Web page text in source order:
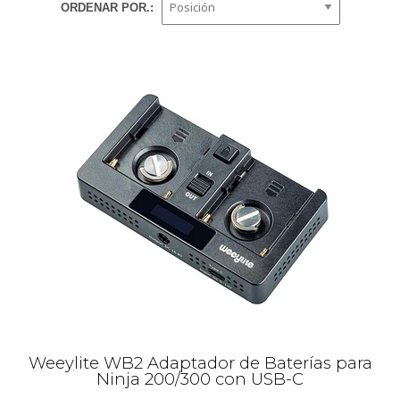
ORDENAR POR.:
Weeylite WB2 Adaptador de Baterías para
Ninja 200/300 con USB-C